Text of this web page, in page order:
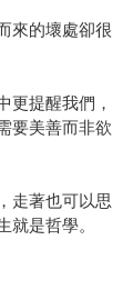
來的壞處卻很
更提醒我們，
要美善而非欲
走著也可以思
是哲學。